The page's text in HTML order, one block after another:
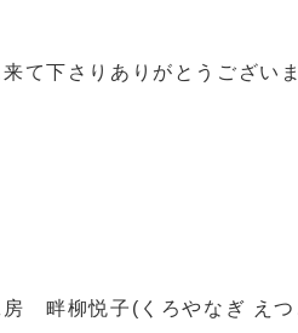
て下さりありがとうございま
房 畔柳悦子(くろやなぎ えつ